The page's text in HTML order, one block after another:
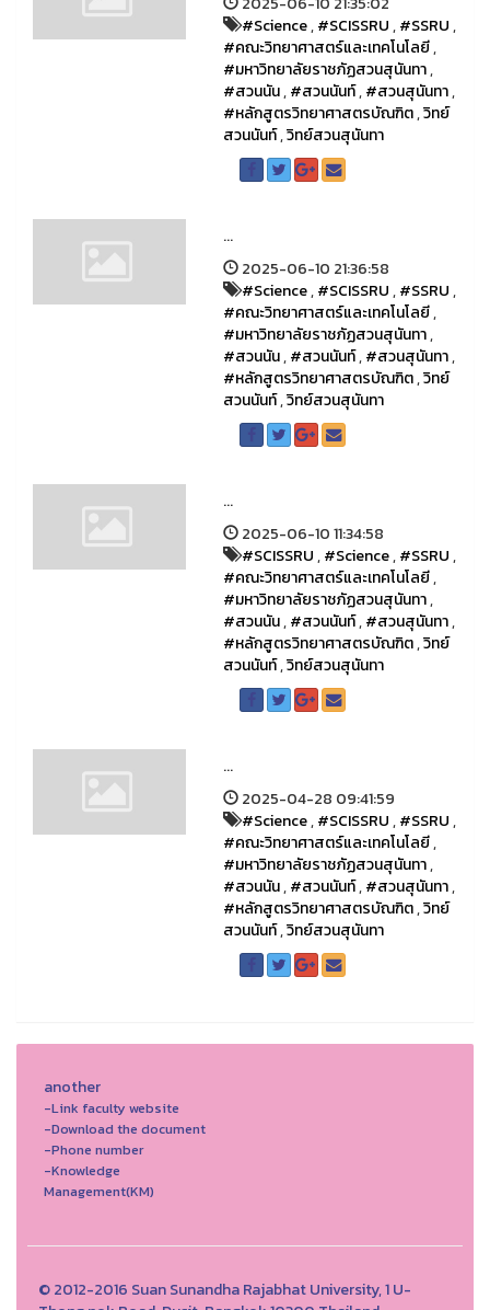
#Science,#SCISSRU,#SSRU,
#คณะวิทยาศาสตร์และเทคโนโลยี,
#มหาวิทยาลัยราชภัฏสวนสุนันทา,
#สวนนัน,#สวนนันท์,#สวนสุนันทา,
#หลักสูตรวิทยาศาสตรบัณฑิต,วิทย์
สวนนันท์,วิทย์สวนสุนันทา
...
2025-06-10 21:36:58
#Science,#SCISSRU,#SSRU,
#คณะวิทยาศาสตร์และเทคโนโลยี,
#มหาวิทยาลัยราชภัฏสวนสุนันทา,
#สวนนัน,#สวนนันท์,#สวนสุนันทา,
#หลักสูตรวิทยาศาสตรบัณฑิต,วิทย์
สวนนันท์,วิทย์สวนสุนันทา
...
2025-06-10 11:34:58
#SCISSRU,#Science,#SSRU,
#คณะวิทยาศาสตร์และเทคโนโลยี,
#มหาวิทยาลัยราชภัฏสวนสุนันทา,
#สวนนัน,#สวนนันท์,#สวนสุนันทา,
#หลักสูตรวิทยาศาสตรบัณฑิต,วิทย์
สวนนันท์,วิทย์สวนสุนันทา
...
2025-04-28 09:41:59
#Science,#SCISSRU,#SSRU,
#คณะวิทยาศาสตร์และเทคโนโลยี,
#มหาวิทยาลัยราชภัฏสวนสุนันทา,
#สวนนัน,#สวนนันท์,#สวนสุนันทา,
#หลักสูตรวิทยาศาสตรบัณฑิต,วิทย์
สวนนันท์,วิทย์สวนสุนันทา
another
-Link faculty website
-Download the document
-Phone number
-Knowledge
Management(KM)
© 2012-2016 Suan Sunandha Rajabhat University, 1 U-